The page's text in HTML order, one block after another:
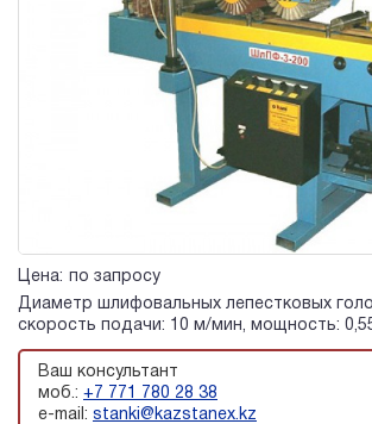
Цена:
по запросу
Диаметр шлифовальных лепестковых
скорость подачи: 10 м/мин, мощность:
Ваш консультант
моб.: +7 771 780 28 38
e-mail: stanki@kazstanex.kz